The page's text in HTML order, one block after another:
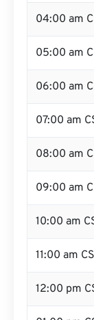
04:00 am
05:00 am
06:00 am
07:00 am
08:00 am
09:00 am
10:00 am
11:00 am
12:00 pm